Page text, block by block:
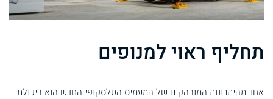
תחליף ראוי למנופים
אחד מהיתרונות המובהקים של המעמיס הטלסקופי החדש הוא ביכולת